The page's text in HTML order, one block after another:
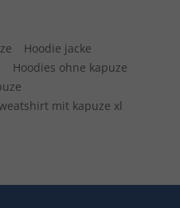
Hoodie jacke
Hoodies ohne kapuze
mit kapuze xl